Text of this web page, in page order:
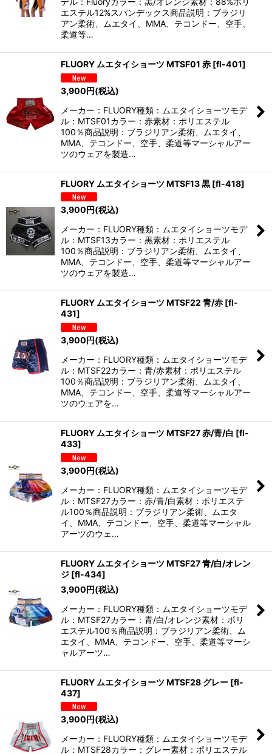
エステル12%スパンデックス商品説明：ブラジリ
アン柔術、ムエタイ、MMA、テコンドー、空手、
柔道等…
FLUORY ムエタイショーツ MTSF01 赤 [fl-401]
3,900円(税込)
メーカー：FLUORY種類：ムエタイショーツモデ
ル：MTSF01カラー：赤素材：ポリエステル
100％商品説明：ブラジリアン柔術、ムエタイ、
MMA、テコンドー、空手、柔道等マーシャルアー
ツのウェアを製造…
FLUORY ムエタイショーツ MTSF13 黒 [fl-418]
3,900円(税込)
メーカー：FLUORY種類：ムエタイショーツモデ
ル：MTSF13カラー：黒素材：ポリエステル
100％商品説明：ブラジリアン柔術、ムエタイ、
MMA、テコンドー、空手、柔道等マーシャルアー
ツのウェアを製造…
FLUORY ムエタイショーツ MTSF22 青/赤 [fl-
431]
3,900円(税込)
メーカー：FLUORY種類：ムエタイショーツモデ
ル：MTSF22カラー：青/赤素材：ポリエステル
100％商品説明：ブラジリアン柔術、ムエタイ、
MMA、テコンドー、空手、柔道等マーシャルアー
ツのウェアを…
FLUORY ムエタイショーツ MTSF27 赤/青/白 [fl-
433]
3,900円(税込)
メーカー：FLUORY種類：ムエタイショーツモデ
ル：MTSF27カラー：赤/青/白素材：ポリエステ
ル100％商品説明：ブラジリアン柔術、ムエタ
イ、MMA、テコンドー、空手、柔道等マーシャル
アーツのウェ…
FLUORY ムエタイショーツ MTSF27 青/白/オレン
ジ [fl-434]
3,900円(税込)
メーカー：FLUORY種類：ムエタイショーツモデ
ル：MTSF27カラー：青/白/オレンジ素材：ポリ
エステル100％商品説明：ブラジリアン柔術、ム
エタイ、MMA、テコンドー、空手、柔道等マーシ
ャルアーツ…
FLUORY ムエタイショーツ MTSF28 グレー [fl-
437]
3,900円(税込)
メーカー：FLUORY種類：ムエタイショーツモデ
ル：MTSF28カラー：グレー素材：ポリエステル